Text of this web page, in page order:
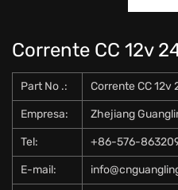
Corrente CC 12v
Part No .: Corrente CC
Empresa: Zhejiang
Tel: +86-576-
E-mail: